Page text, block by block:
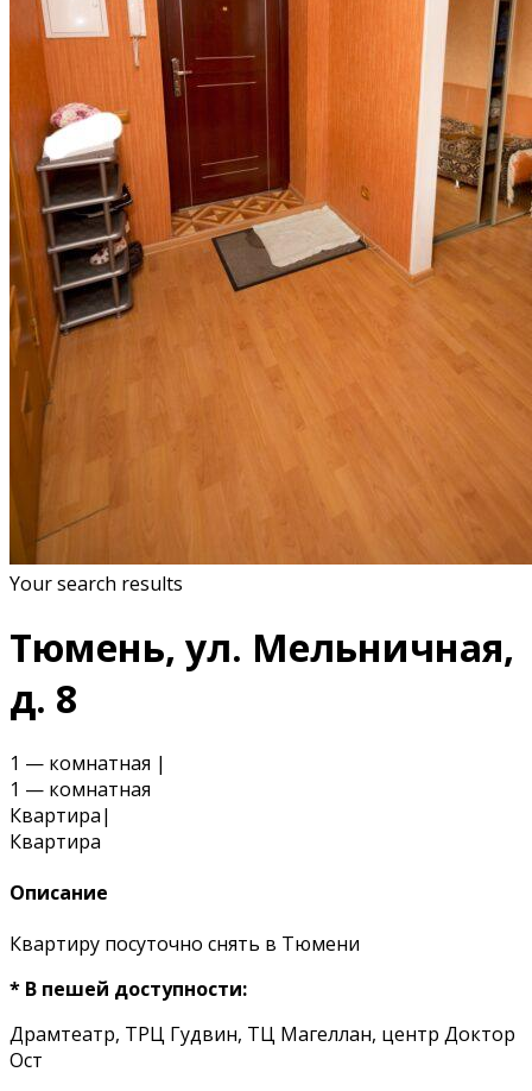
Your search results
Тюмень, ул. Мельничная,
д. 8
1 — комнатная |
1 — комнатная
Квартира|
Квартира
Описание
Квартиру посуточно снять в Тюмени
* В пешей доступности:
Драмтеатр, ТРЦ Гудвин, ТЦ Магеллан, центр Доктор
Ост